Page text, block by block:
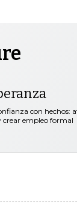
con hechos:
crear empleo formal